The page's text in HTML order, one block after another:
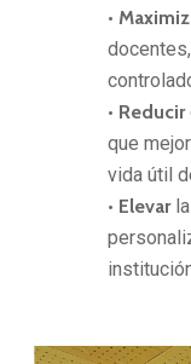
•
• Reducir
que
vida útil
• Elevarla